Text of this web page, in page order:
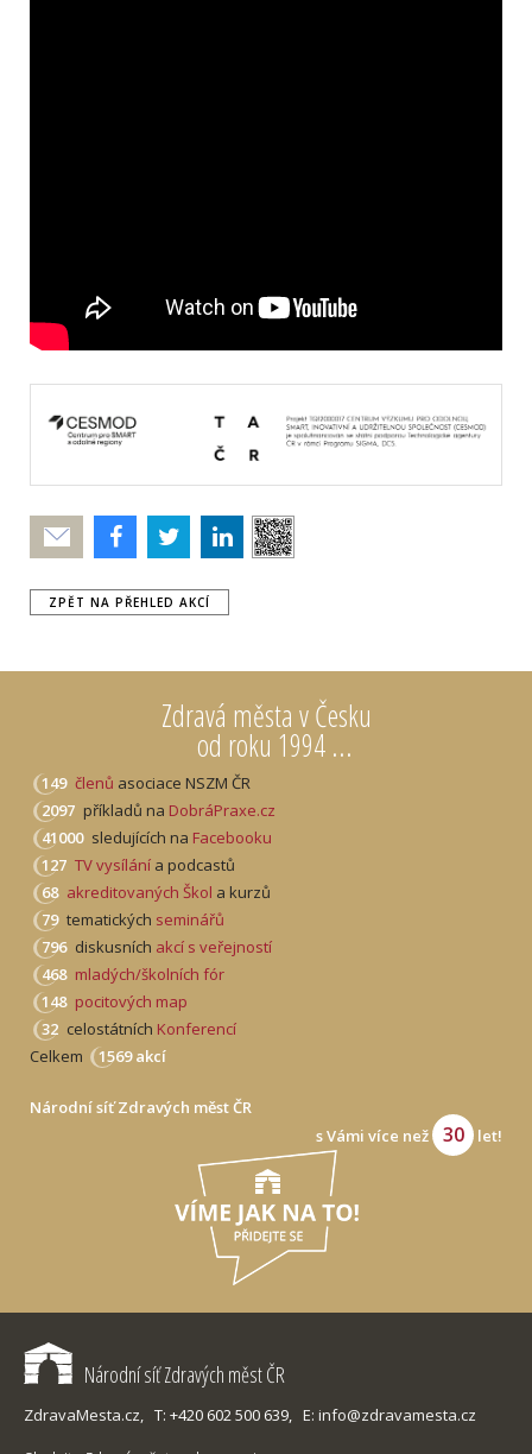
Zdravá města v Česku
od roku 1994 ...
149 členů asociace NSZM ČR
2097 příkladů na DobráPraxe.cz
41000 sledujících na Facebooku
127 TV vysílání a podcastů
68 akreditovaných Škol a kurzů
79 tematických seminářů
796 diskusních akcí s veřejností
468 mladých/školních fór
148 pocitových map
32 celostátních Konferencí
Celkem
1569 akcí
Národní síť Zdravých měst ČR
s Vámi více než
30 let!
Poslat
ZPĚT NA PŘEHLED AKCÍ
Národní síť Zdravých měst ČR
ZdravaMesta.cz, T: +420 602 500 639, E: info@zdravamesta.cz